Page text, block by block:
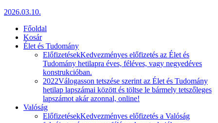
2026.03.10.
Főoldal
Kosár
Élet és Tudomány
ElőfizetésekKedvezményes előfizetés az Élet és
Tudomány hetilapra éves, féléves, vagy negyedéves
konstrukcióban.
2022Válogasson tetszése szerint az Élet és Tudomány
hetilap lapszámai között és töltse le bármely tetszőleges
lapszámot akár azonnal, online!
Valóság
ElőfizetésekKedvezményes előfizetés a Valóság